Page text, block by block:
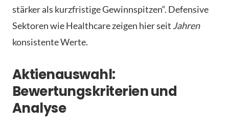
stärker als kurzfristige Gewinnspitzen“. Defensive
Sektoren wie Healthcare zeigen hier seit Jahren
konsistente Werte.
Aktienauswahl:
Bewertungskriterien und
Analyse